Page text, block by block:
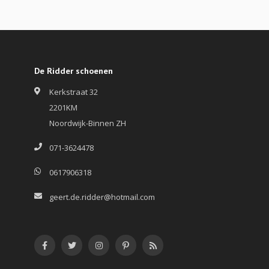
De Ridder schoenen
Kerkstraat 32
2201KM
Noordwijk-Binnen ZH
071-3624478
0617906318
geert.de.ridder@hotmail.com